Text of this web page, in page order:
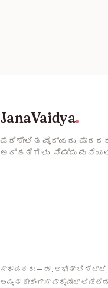
JanaVaidya
ಪರಿಶೀಲಿತ ವೈದ್ಯರು.
ಅರ್ಹತೆಗಳು. ನಿಮ್ಮ
ಸ್ಥಾಪಕರು — ಡಾ. ಅಭೀತ್ ಬಿ
ಅಮೃತಾ ಕೇರಿಂಗ್ಸ್ ಪ್ರೈವೇಟ್